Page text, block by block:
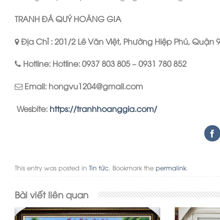
TRANH ĐÁ QUÝ HOÀNG GIA
Địa Chỉ : 201/2 Lê Văn Việt, Phường Hiệp Phú, Quận 9
Hotline: Hotline: 0937 803 805 – 0931 780 852
Email: hongvu1204@gmail.com
Wesbite: https://tranhhoanggia.com/
This entry was posted in Tin tức. Bookmark the permalink.
Bài viết liên quan